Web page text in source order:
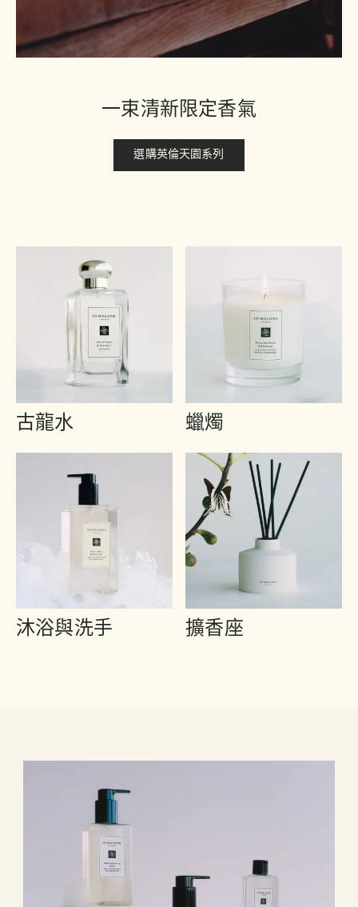
一束清新限定香氣
選購英倫天園系列
古龍水 蠟燭
沐浴與洗手 擴香座